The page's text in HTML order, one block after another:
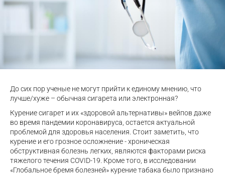
До сих пор ученые не могут прийти к единому мнению, что
лучше/хуже – обычная сигарета или электронная?
Курение сигарет и их «здоровой альтернативы» вейпов даже
во время пандемии коронавируса, остается актуальной
проблемой для здоровья населения. Стоит заметить, что
курение и его грозное осложнение - хроническая
обструктивная болезнь легких, являются факторами риска
тяжелого течения COVID-19. Кроме того, в исследовании
«Глобальное бремя болезней» курение табака было признано